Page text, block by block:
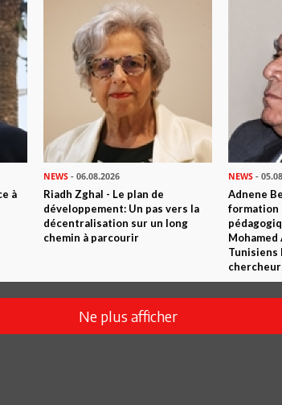
à
NEWS - 06.08.2026
Riadh Zghal - Le plan de
développement: Un pas vers la
décentralisation sur un long
chemin à parcourir
NEWS-
Adnene
formation
Mohamed
Tunisiens
Ne plus afficher